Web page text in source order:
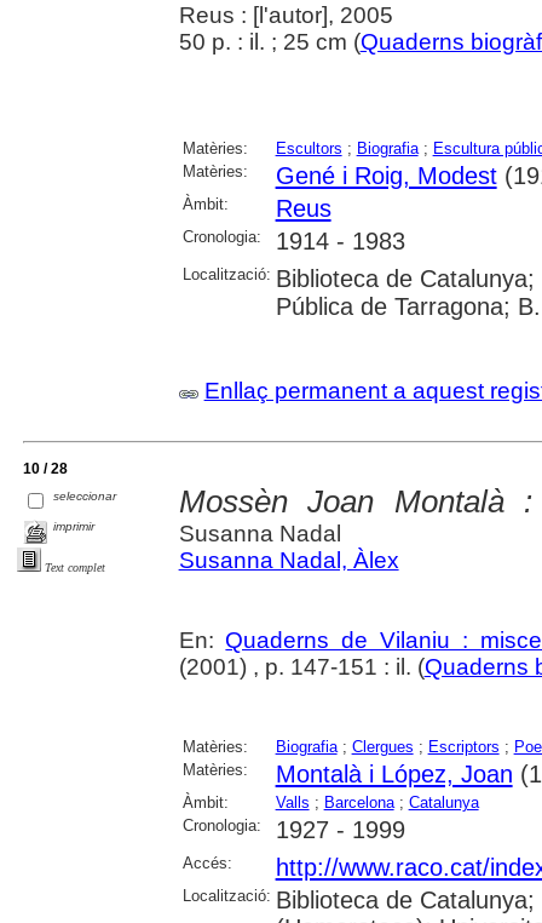
Reus : [l'autor], 2005
50 p. : il. ; 25 cm (Quaderns
Matèries: Escultors ; Biografia; Escultura
Matèries:
Gené i Roig, Modest
Àmbit: Reus
Cronologia: 1914 - 1983
Localització: Biblioteca de
Pública de Tarragona;
Enllaç permanent a aquest
10 / 28
seleccionar
imprimir
Text complet
Mossèn Joan Montalà
Susanna Nadal
Susanna Nadal, Àlex
En: Quaderns de Vilaniu :
(2001) , p. 147-151 : il. (Quaderns
Matèries: Biografia; Clergues ; Escriptors ;
Matèries:
Montalà i López, Joan
Àmbit: Valls ; Barcelona; Catalunya
Cronologia:
1927 - 1999
Accés: http://www.raco.cat/
Localització: Biblioteca de